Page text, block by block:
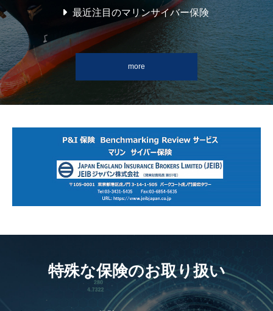
最近注目のマリンサイバー保険
more
特殊な保険のお取り扱い